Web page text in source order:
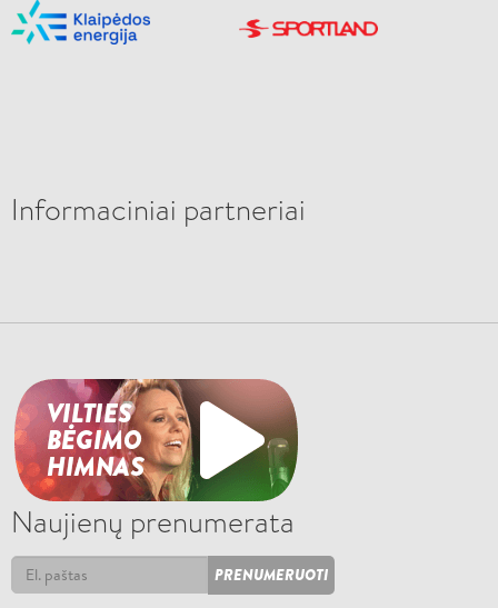
Informaciniai partneriai
Naujienų prenumerata
PRENUMERUOTI